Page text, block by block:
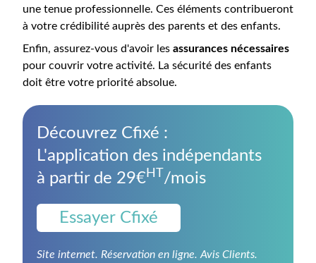
une tenue professionnelle. Ces éléments contribueront
à votre crédibilité auprès des parents et des enfants.
Enfin, assurez-vous d'avoir les assurances nécessaires
pour couvrir votre activité. La sécurité des enfants
doit être votre priorité absolue.
Découvrez Cfixé :
L'application des indépendants
à partir de 29€HT/mois
Essayer Cfixé
Site internet. Réservation en ligne. Avis Clients.